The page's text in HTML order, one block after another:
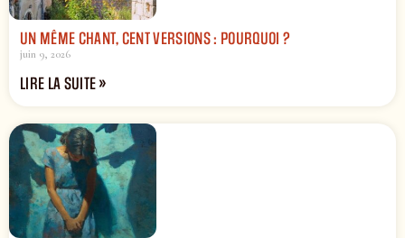
UN MÊME CHANT, CENT VERSIONS : POURQUOI ?
juin 9, 2026
LIRE LA SUITE »